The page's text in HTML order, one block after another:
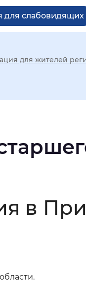
для слабовидящих
для жителей
в